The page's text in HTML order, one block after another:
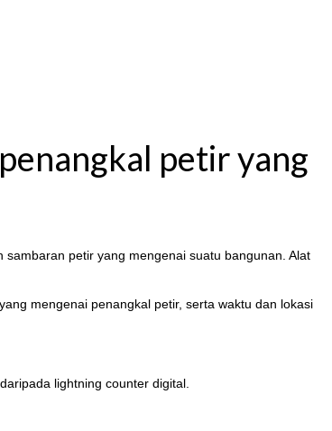
petir yang
petir yang mengenai suatu bangunan. Alat
mengenai penangkal petir, serta waktu dan lokasi
lightning counter digital.